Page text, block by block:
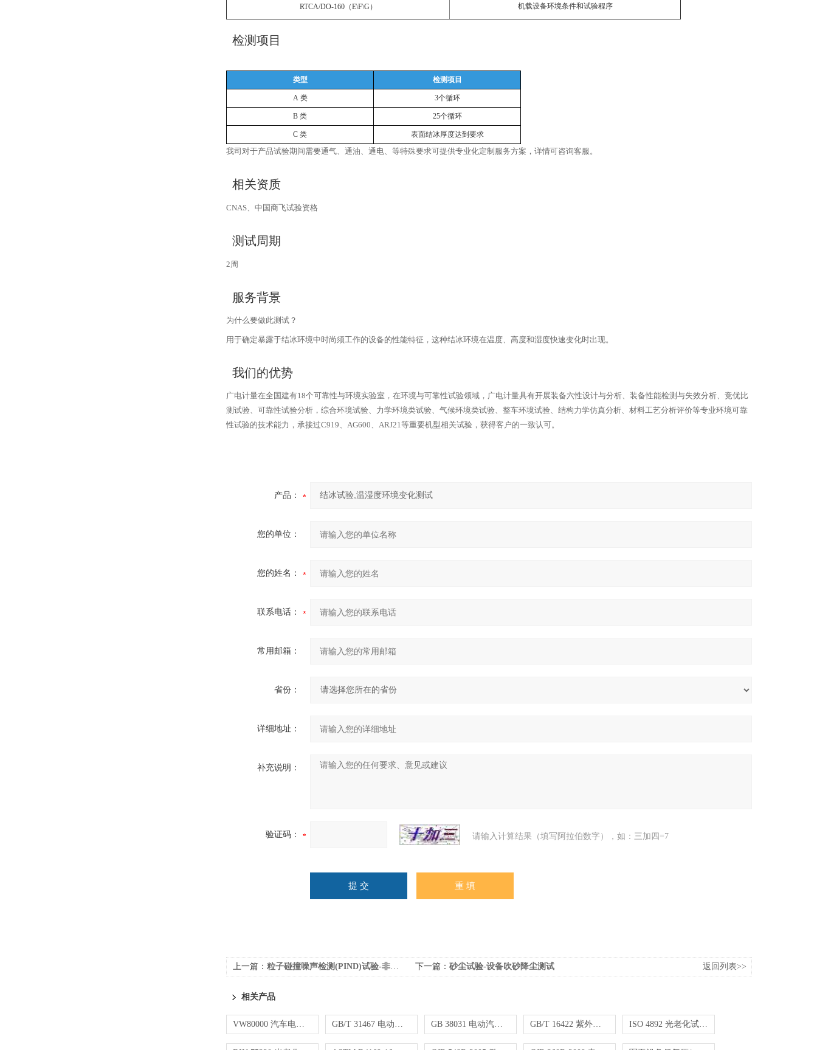
RTCA/DO-160（E\F\G ） 机载设备环境条件和试验程序
检测项目
类型 检测项目
A 类 3个循环
B 类 25个循环
C 类 表面结冰厚度达到要求
我司对于产品试验期间需要通气、通油、通电、等特殊要求可提供专业化定制服务方案，详情可咨询客服。
相关资质
CNAS、中国商飞试验资格
测试周期
2周
服务背景
为什么要做此测试？
用于确定暴露于结冰环境中时尚须工作的设备的性能特征，这种结冰环境在温度、高度和湿度快速变化时出现。
我们的优势
广电计量在全国建有18个可靠性与环境实验室，在环境与可靠性试验领域，广电计量具有开展装备六性设计与分析、装备性能检测与失效分析、竞优比
测试验、可靠性试验分析，综合环境试验、力学环境类试验、气候环境类试验、整车环境试验、结构力学仿真分析、材料工艺分析评价等专业环境可靠
性试验的技术能力，承接过C919、 AG600、 ARJ21等重要机型相关试验，获得客户的一致认可。
产品：
您的单位：
您的姓名：
联系电话：
常用邮箱：
省份：
详细地址：
补充说明：
验证码： 请输入计算结果（填写阿拉伯数字），如：三加四=7
上一篇： 粒子碰撞噪声检测(PIND)试验-非破坏性试验 下一篇： 砂尘试验-设备吹砂降尘测试 返回列表>>
相关产品
VW80000 汽车电子零部件电气性能测试 GB/T 31467 电动汽车用锂离子动力电池试验 GB 38031 电动汽车用动力蓄电池安全测试 GB/T 16422 紫外线和光照老化试验 ISO 4892 光老化试验-氙灯老化光源暴露测试